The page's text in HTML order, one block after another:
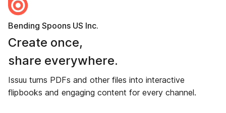
Bending Spoons US Inc.
Create once,
share everywhere.
Issuu turns PDFs and other files into interactive
flipbooks and engaging content for every channel.